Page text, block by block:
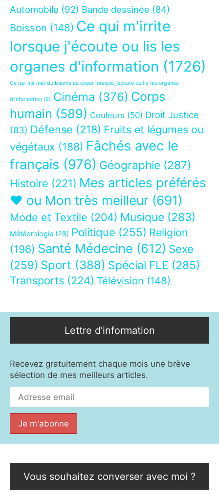
Automobile (92) Bande dessinée (84)
Boisson (148) Ce qui m'irrite
lorsque j'écoute ou lis les
organes d'information (1726)
Ce qui me met du baume au coeur lorsque j’écoute ou lis les organes
d’information (9) Cinéma (376) Corps
humain (589) Couleurs (50) Droit Justice
(83) Défense (218) Fruits et légumes ou
végétaux (188) Fâchés avec le
français (976) Géographie (287)
Histoire (221) Mes articles préférés
❤ ou Mon très meilleur (691)
Mode et Textile (204) Musique (283)
Météorologie (28) Politique (255) Religion
(196) Santé Médecine (612) Sexe
(259) Sport (388) Spécial FLE (285)
Transports (224) Télévision (148)
Lettre d’information
Recevez gratuitement chaque mois une brève
sélection de mes meilleurs articles.
Vous souhaitez converser avec moi ?